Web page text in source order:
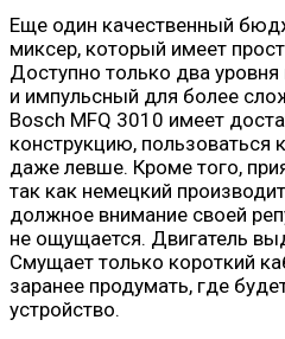
Еще один качественный
миксер, который имеет
Доступно только два
и импульсный для более
Bosch MFQ 3010 имеет
конструкцию, пользоваться
даже левше. Кроме того,
так как немецкий
должное внимание своей
не ощущается. Двигатель
Смущает только короткий
заранее продумать, где
устройство.